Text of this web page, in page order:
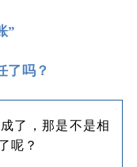
”
了吗？
了，那是不是相
呢？